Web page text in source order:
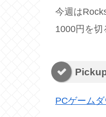
今週は
1000円を切
PCゲーム